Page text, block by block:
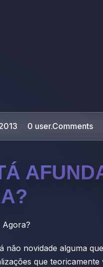
0 user.Comments
não novidade alguma
que